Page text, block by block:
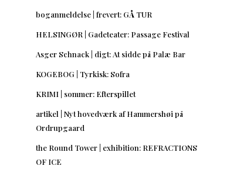
boganmeldelse | frevert: GÅ TUR
HELSINGØR | Gadeteater: Passage Festival
Asger Schnack | digt: At sidde på Palæ Bar
KOGEBOG | Tyrkisk: Sofra
KRIMI | sommer: Efterspillet
artikel | Nyt hovedværk af Hammershøi på
Ordrupgaard
the Round Tower | exhibition: REFRACTIONS
OF ICE